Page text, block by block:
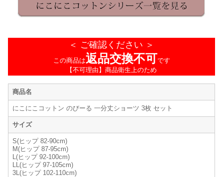
＜ ご確認ください ＞
この商品は返品交換不可です
【不可理由】商品衛生上のため
商品名
にこにこコットン のびーる 一分丈ショーツ 3枚 セット
サイズ
S(ヒップ 82-90cm)
M(ヒップ 87-95cm)
L(ヒップ 92-100cm)
LL(ヒップ 97-105cm)
3L(ヒップ 102-110cm)